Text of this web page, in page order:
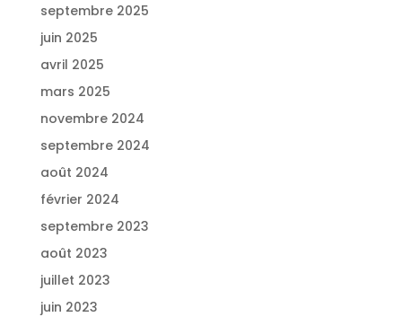
septembre 2025
juin 2025
avril 2025
mars 2025
novembre 2024
septembre 2024
août 2024
février 2024
septembre 2023
août 2023
juillet 2023
juin 2023